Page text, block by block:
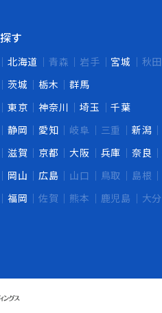
す
北海道 青森 岩手 宮城 秋田
茨城 栃木
群馬
東京 神奈川 埼玉
千葉
静岡 愛知 岐阜 三重 新潟
滋賀 京都 大阪 兵庫 奈良
岡山 広島 山口 鳥取 島根
福岡 佐賀 熊本 鹿児島 大分